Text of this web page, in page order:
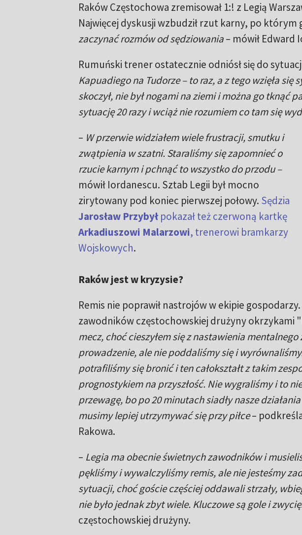
Raków Częstochowa zremisował 1:! z Legią
Najwięcej dyskusji wzbudził rzut karny, po
zaczynać rozmów od sędziowania– mówił Edward
Rumuński trener ostatecznie odniósł się do
Kapuadiego na Tudorze – to raz, a z tego wzięła
skoczył, nie był nogami na ziemi i można go tknąć
sytuację 20 razy i wciąż nie rozumiem co tam się
– W przerwie widziałem wiele frustracji, smutku i
zwątpienia w szatni. Staraliśmy się zapomnieć o
rzucie karnym i pchnąć to wszystko do przodu –
mówił Iordanescu. Sztab Legii był mocno
zirytowany pod koniec pierwszej połowy. Sędzia
Jarosław Przybyłpokazał też czerwoną kartkę
Arkadiuszowi Malarzowi, trenerowi bramkarzy
Wojskowych.
Raków jest w kryzysie?
Remis nie poprawił nastrojów w ekipie
zawodników częstochowskiej drużyny okrzykami
mecz, choć cieszyłem się z nastawienia
prowadzenie, ale nie poddaliśmy się i
potrafiliśmy się bronić i ten całokształt z takim
prognostykiem na przyszłość. Nie wygraliśmy i to
przewagę, bo po 20 minutach siadły nasze
musimy lepiej utrzymywać się przy piłce–
Rakowa.
– Legia ma obecnie świetnych zawodników i
pękliśmy i wywalczyliśmy remis, ale nie jesteśmy
sytuacji, choć goście częściej oddawali strzały,
nie było jednak zbyt wiele. Kluczowe są gole i
częstochowskiej drużyny.